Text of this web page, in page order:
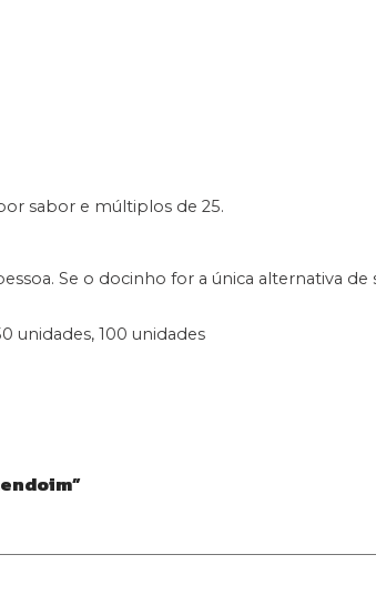
sabor e múltiplos de 25.
Se o docinho for a única alternativa
unidades, 100 unidades